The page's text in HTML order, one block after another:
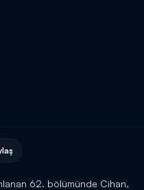
62. bölümünde Cihan,